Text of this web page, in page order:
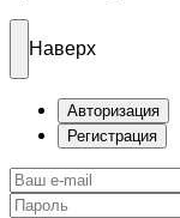
Наверх
Авторизация
Регистрация